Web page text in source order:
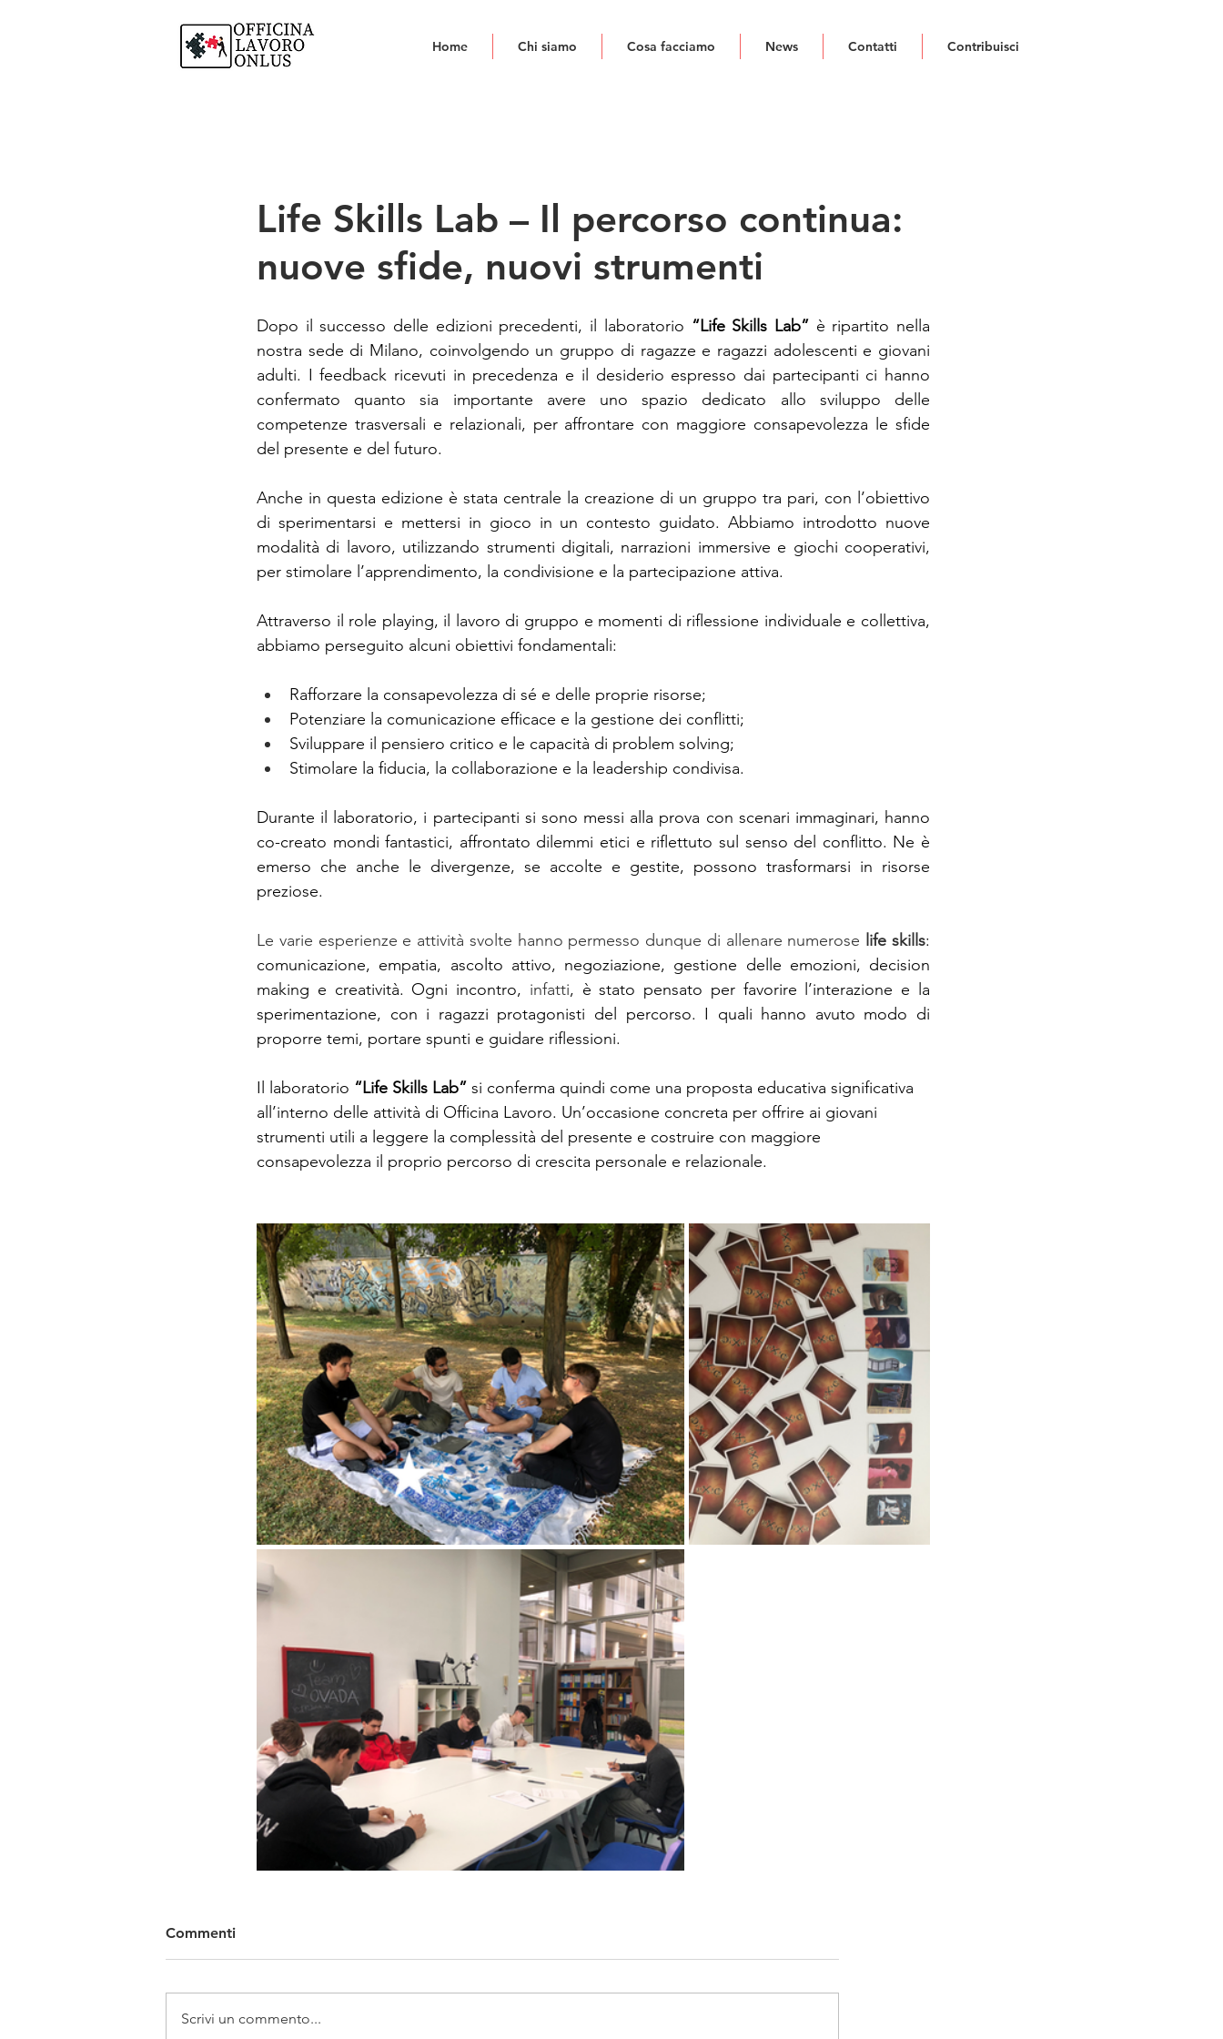
Home Chi siamo Cosa facciamo News Contatti Contribuisci
Life Skills Lab – Il percorso continua:
nuove sfide, nuovi strumenti
Dopo il successo delle edizioni precedenti, il laboratorio “Life Skills Lab” è ripartito nella
nostra sede di Milano, coinvolgendo un gruppo di ragazze e ragazzi adolescenti e giovani
adulti. I feedback ricevuti in precedenza e il desiderio espresso dai partecipanti ci hanno
confermato quanto sia importante avere uno spazio dedicato allo sviluppo delle
competenze trasversali e relazionali, per affrontare con maggiore consapevolezza le sfide
del presente e del futuro.
Anche in questa edizione è stata centrale la creazione di un gruppo tra pari, con l’obiettivo
di sperimentarsi e mettersi in gioco in un contesto guidato. Abbiamo introdotto nuove
modalità di lavoro, utilizzando strumenti digitali, narrazioni immersive e giochi cooperativi,
per stimolare l’apprendimento, la condivisione e la partecipazione attiva.
Attraverso il role playing, il lavoro di gruppo e momenti di riflessione individuale e collettiva,
abbiamo perseguito alcuni obiettivi fondamentali:
Rafforzare la consapevolezza di sé e delle proprie risorse;
Potenziare la comunicazione efficace e la gestione dei conflitti;
Sviluppare il pensiero critico e le capacità di problem solving;
Stimolare la fiducia, la collaborazione e la leadership condivisa.
Durante il laboratorio, i partecipanti si sono messi alla prova con scenari immaginari, hanno
co-creato mondi fantastici, affrontato dilemmi etici e riflettuto sul senso del conflitto. Ne è
emerso che anche le divergenze, se accolte e gestite, possono trasformarsi in risorse
preziose.
Le varie esperienze e attività svolte hanno permesso dunque di allenare numerose life skills:
comunicazione, empatia, ascolto attivo, negoziazione, gestione delle emozioni, decision
making e creatività. Ogni incontro, infatti, è stato pensato per favorire l’interazione e la
sperimentazione, con i ragazzi protagonisti del percorso. I quali hanno avuto modo di
proporre temi, portare spunti e guidare riflessioni.
Il laboratorio “Life Skills Lab” si conferma quindi come una proposta educativa significativa
all’interno delle attività di Officina Lavoro. Un’occasione concreta per offrire ai giovani
strumenti utili a leggere la complessità del presente e costruire con maggiore
consapevolezza il proprio percorso di crescita personale e relazionale.
Commenti
Scrivi un commento...